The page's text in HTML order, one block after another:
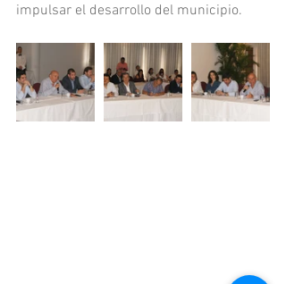
impulsar el desarrollo del municipio.